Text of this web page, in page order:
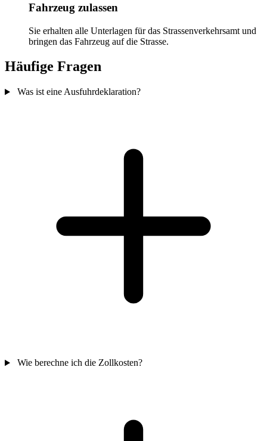
Fahrzeug zulassen
Sie erhalten alle Unterlagen für das Strassenverkehrsamt und
bringen das Fahrzeug auf die Strasse.
Häufige Fragen
Was ist eine Ausfuhrdeklaration?
Wie berechne ich die Zollkosten?